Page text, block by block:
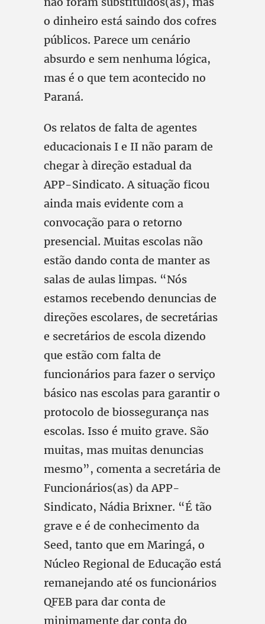
o dinheiro está saindo dos cofres
públicos. Parece um cenário
absurdo e sem nenhuma lógica,
mas é o que tem acontecido no
Paraná.
Os relatos de falta de agentes
educacionais I e II não param de
chegar à direção estadual da
APP-Sindicato. A situação ficou
ainda mais evidente com a
convocação para o retorno
presencial. Muitas escolas não
estão dando conta de manter as
salas de aulas limpas. “Nós
estamos recebendo denuncias de
direções escolares, de secretárias
e secretários de escola dizendo
que estão com falta de
funcionários para fazer o serviço
básico nas escolas para garantir o
protocolo de biossegurança nas
escolas. Isso é muito grave. São
muitas, mas muitas denuncias
mesmo”, comenta a secretária de
Funcionários(as) da APP-
Sindicato, Nádia Brixner. “É tão
grave e é de conhecimento da
Seed, tanto que em Maringá, o
Núcleo Regional de Educação está
remanejando até os funcionários
QFEB para dar conta de
minimamente dar conta do